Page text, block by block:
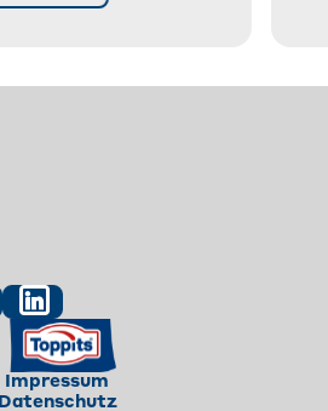
Impressum
Datenschutz